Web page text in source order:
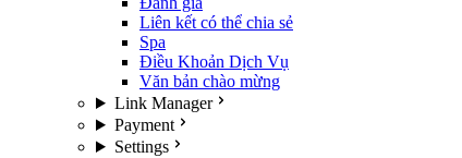
Liên kết có thể chia sẻ
Spa
Điều Khoản Dịch Vụ
Văn bản chào mừng
Link Manager
Payment
Settings